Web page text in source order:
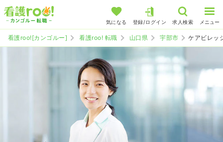
気になる 登録/ログイン 求人検索 メニュー
看護roo![カンゴルー] 看護roo! 転職 山口県 宇部市 ケアビレッ